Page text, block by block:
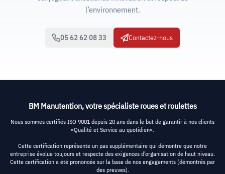
l’environnement.
05 62 62 08 33 Contactez-nous
BM Manutention, votre spécialiste roues et roulettes
Nous sommes certifiés ISO 9001 depuis 20 ans dans le but de garantir à nos clients
«Qualité et Service au quotidien».
Cette certification représente un pas supplémentaire qui démontre que notre
entreprise évolue toujours et respecte des exigences d’organisation de haut niveau.
Cette certification a été prononcée sur la base de nos engagements (démontrés par
des preuves).